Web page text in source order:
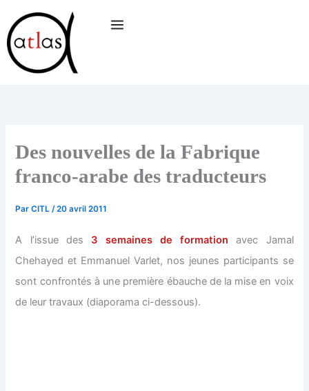
au
contenu
Des nouvelles de la Fabrique
franco-arabe des traducteurs
ParCITL/20 avril 2011
A l’issue des 3 semaines de formation avec Jamal
Chehayed et Emmanuel Varlet, nos jeunes participants se
sont confrontés à une première ébauche de la mise en voix
de leur travaux (diaporama ci-dessous).